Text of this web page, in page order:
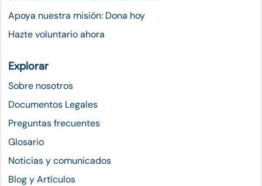
Apoya nuestra misión: Dona hoy
Hazte voluntario ahora
Explorar
Sobre nosotros
Documentos Legales
Preguntas frecuentes
Glosario
Noticias y comunicados
Blog y Artículos